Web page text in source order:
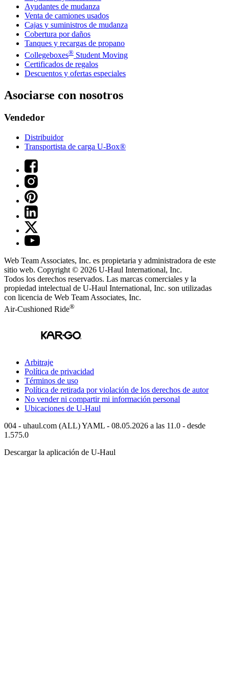
Ayudantes de mudanza
Venta de camiones usados
Cajas y suministros de mudanza
Cobertura por daños
Tanques y recargas de propano
Collegeboxes® Student Moving
Certificados de regalos
Descuentos y ofertas especiales
Asociarse con nosotros
Vendedor
Distribuidor
Transportista de carga U-Box®
Web Team Associates, Inc. es propietaria y administradora de este
sitio web. Copyright © 2026 U-Haul International, Inc.
Todos los derechos reservados. Las marcas comerciales y la
propiedad intelectual de U-Haul International, Inc. son utilizadas
con licencia de Web Team Associates, Inc.
Air-Cushioned Ride®
Arbitraje
Política de privacidad
Términos de uso
Política de retirada por violación de los derechos de autor
No vender ni compartir mi información personal
Ubicaciones de U-Haul
004 - uhaul.com (ALL) YAML - 08.05.2026 a las 11.0 - desde
1.575.0
Descargar la aplicación de U-Haul